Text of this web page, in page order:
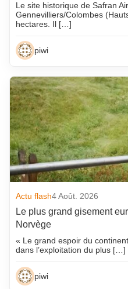
Le site historique de Safran
Gennevilliers/Colombes
hectares. Il […]
piwi
Actu flash4 Août. 2026
Le plus grand gisement
Norvège
« Le grand espoir du
dans l’exploitation du plus […]
piwi